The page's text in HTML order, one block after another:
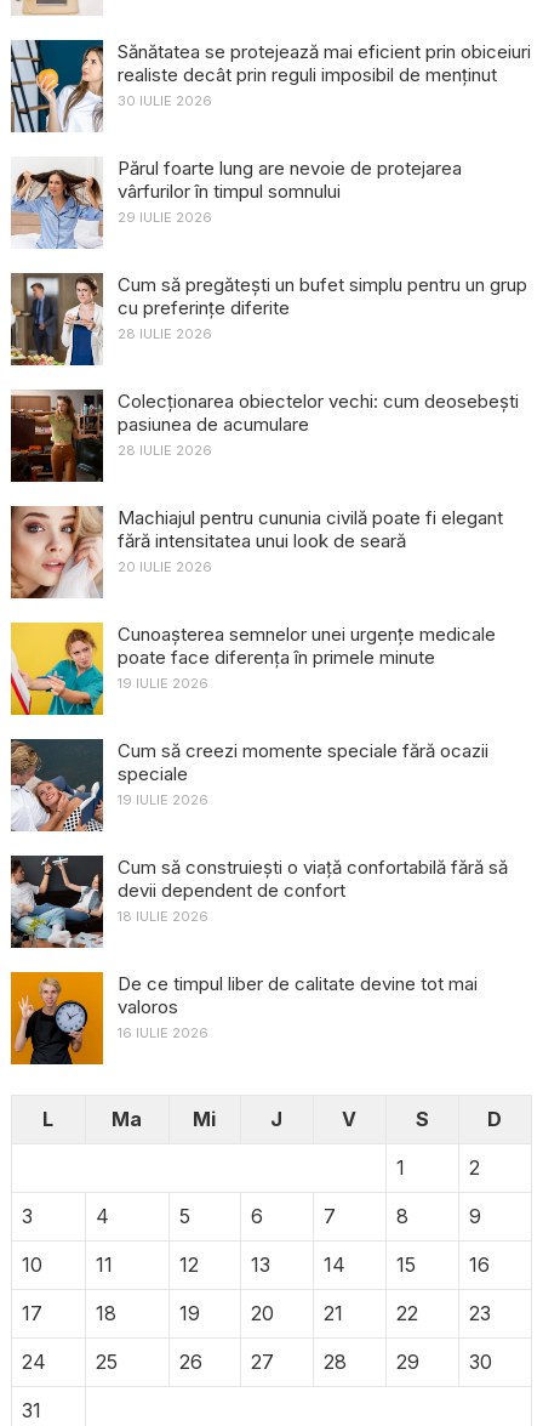
Sănătatea se protejează mai eficient prin obiceiuri
realiste decât prin reguli imposibil de menținut
30 IULIE 2026
Părul foarte lung are nevoie de protejarea
vârfurilor în timpul somnului
29 IULIE 2026
Cum să pregătești un bufet simplu pentru un grup
cu preferințe diferite
28 IULIE 2026
Colecționarea obiectelor vechi: cum deosebești
pasiunea de acumulare
28 IULIE 2026
Machiajul pentru cununia civilă poate fi elegant
fără intensitatea unui look de seară
20 IULIE 2026
Cunoașterea semnelor unei urgențe medicale
poate face diferența în primele minute
19 IULIE 2026
Cum să creezi momente speciale fără ocazii
speciale
19 IULIE 2026
Cum să construiești o viață confortabilă fără să
devii dependent de confort
18 IULIE 2026
De ce timpul liber de calitate devine tot mai
valoros
16 IULIE 2026
L Ma Mi J V S
D
1
2
3
4 5 6 7 8
9
10
11 12 13 14 15
16
17
18 19 20 21 22
23
24
25 26 27 28 29
30
31